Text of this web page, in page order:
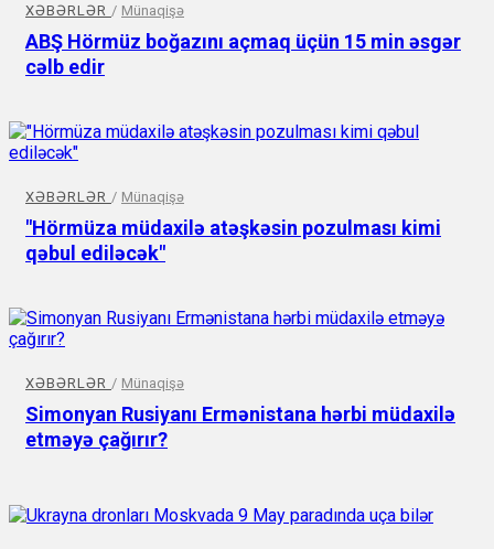
XƏBƏRLƏR / Münaqişə
ABŞ Hörmüz boğazını açmaq üçün 15 min əsgər
cəlb edir
XƏBƏRLƏR / Münaqişə
"Hörmüza müdaxilə atəşkəsin pozulması kimi
qəbul ediləcək"
XƏBƏRLƏR / Münaqişə
Simonyan Rusiyanı Ermənistana hərbi müdaxilə
etməyə çağırır?